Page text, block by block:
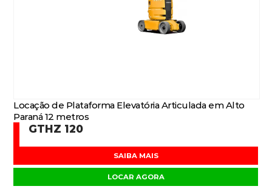
Locação de Plataforma Elevatória Articulada em Alto
Paraná 12 metros
GTHZ 120
SAIBA MAIS
LOCAR AGORA